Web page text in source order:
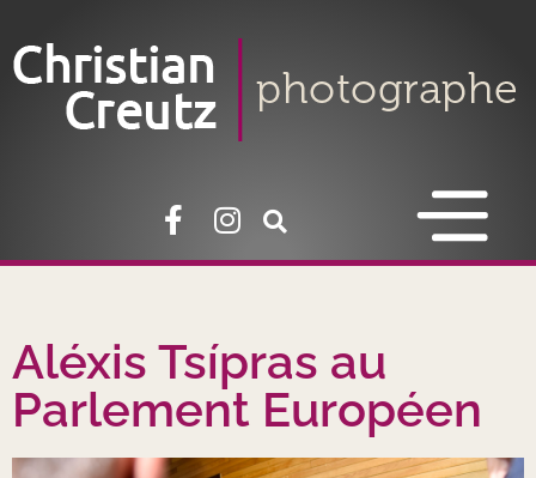
Aléxis Tsípras au
Parlement Européen